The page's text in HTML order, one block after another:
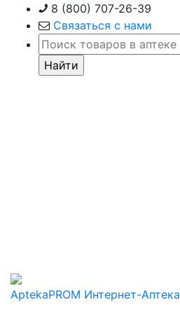
content
8 (800) 707-26-39
Связаться с нами
AptekaPROM Интернет-Аптека